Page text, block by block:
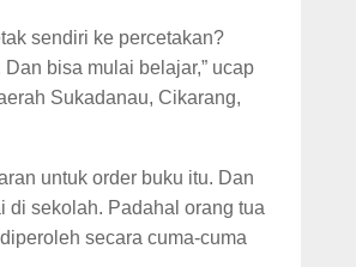
sendiri ke percetakan?
bisa mulai belajar,” ucap
Sukadanau, Cikarang,
untuk order buku itu. Dan
di sekolah. Padahal orang tua
secara cuma-cuma